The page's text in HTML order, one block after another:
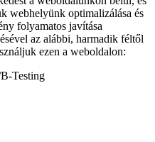
webhelyünk optimalizálása és
folyamatos javítása
az alábbi, harmadik féltől
ezen a weboldalon:
Testing